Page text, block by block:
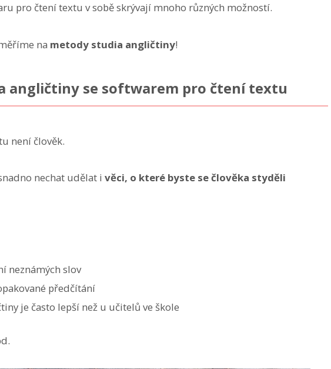
pro čtení textu v sobě skrývají mnoho různých možností.
na metody studia angličtiny!
angličtiny se softwarem pro čtení textu
není člověk.
nechat udělat i věci, o které byste se člověka styděli
neznámých slov
předčítání
je často lepší než u učitelů ve škole